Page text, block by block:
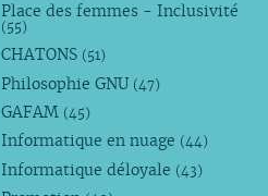
Place des femmes - Inclusivité
(55)
CHATONS (51)
Philosophie GNU (47)
GAFAM (45)
Informatique en nuage (44)
Informatique déloyale (43)